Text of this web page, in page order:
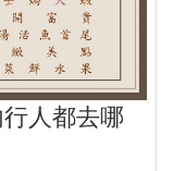
人都去哪